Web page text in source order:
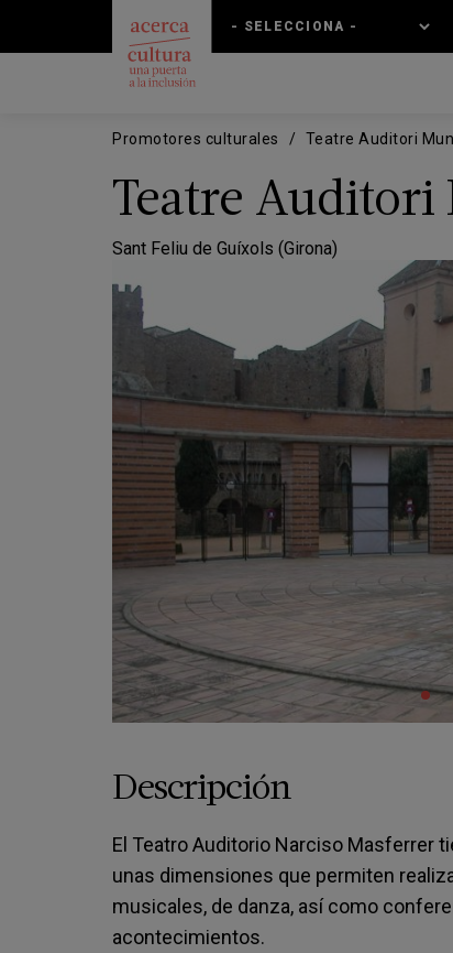
contenido
main
Promotores culturales Teatre Auditori
Teatre Auditori
Sant Feliu de Guíxols (Girona)
Descripción
El Teatro Auditorio Narciso Masferrer
unas dimensiones que permiten
musicales, de danza, así como
acontecimientos.